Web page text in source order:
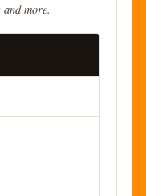
more.